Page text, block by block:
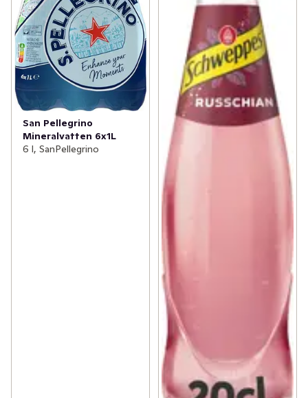
San Pellegrino
Mineralvatten 6x1L
6 l, SanPellegrino